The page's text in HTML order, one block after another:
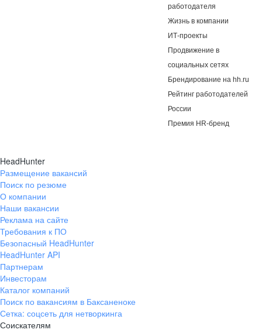
работодателя
Жизнь в компании
ИТ-проекты
Продвижение в
социальных сетях
Брендирование на hh.ru
Рейтинг работодателей
России
Премия HR-бренд
HeadHunter
Размещение вакансий
Поиск по резюме
О компании
Наши вакансии
Реклама на сайте
Требования к ПО
Безопасный HeadHunter
HeadHunter API
Партнерам
Инвесторам
Каталог компаний
Поиск по вакансиям в Баксаненоке
Сетка: соцсеть для нетворкинга
Соискателям